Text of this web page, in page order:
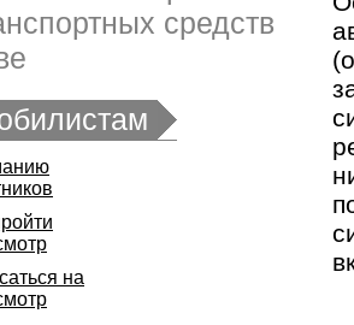
средств
на